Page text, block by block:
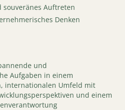
souveränes Auftreten
Denken
und
Aufgaben in einem
internationalen Umfeld mit
und einem